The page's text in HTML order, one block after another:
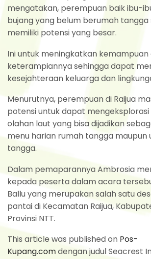
mengatakan, perempuan baik ibu-
bujang yang belum berumah
memiliki potensi yang besar.
Ini untuk meningkatkan kemampuan
keterampiannya sehingga dapat
kesejahteraan keluarga dan
Menurutnya, perempuan di Raijua
potensi untuk dapat
olahan laut yang bisa dijadikan
menu harian rumah tangga maupun
tangga.
Dalam pemaparannya Ambrosia
kepada peserta dalam acara
Ballu yang merupakan salah satu
pantai di Kecamatan Raijua,
Provinsi NTT.
This article was published on Pos-
Kupang.comdengan judul Seacrest